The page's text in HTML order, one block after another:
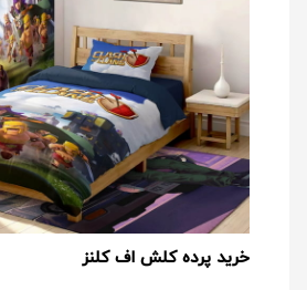
خرید پرده کلش اف کلنز